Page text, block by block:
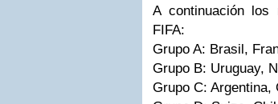
A continuación
FIFA:
Grupo A: Brasil,
Grupo B: Uruguay,
Grupo C: Argentina,